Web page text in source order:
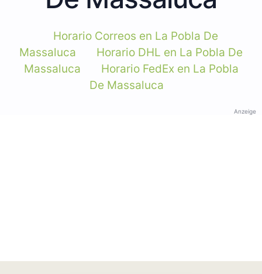
Horario Correos en La Pobla De
Massaluca
Horario DHL en La Pobla De
Massaluca
Horario FedEx en La Pobla
De Massaluca
Anzeige